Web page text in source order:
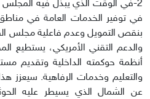
2-في الوقت الذي يبذل فيه المجلس
في توفير الخدمات العامة في
بنقص التمويل وعدم فاعلية مجلس
والدعم التقني الأمريكي، يستطيع
أنظمة حوكمته الداخلية وتقديم
والتعليم وخدمات الرفاهية. سيعزز
عن الشمال الذي يسيطر عليه